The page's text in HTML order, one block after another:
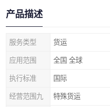
产品描述
服务类型 货运
应用范围 全国 全球
执行标准 国际
经营范围九 特殊货运